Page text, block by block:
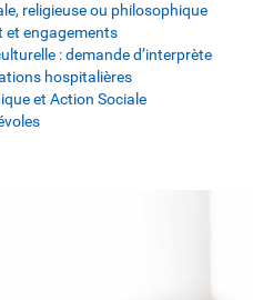
religieuse ou philosophique
et engagements
: demande d’interprète
hospitalières
et Action Sociale